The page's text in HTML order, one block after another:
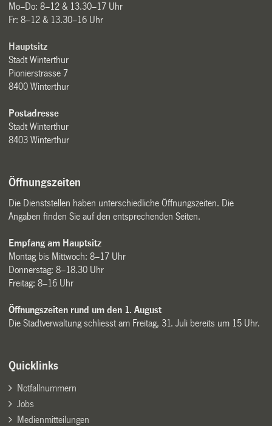
Mo–Do: 8–12 & 13.30–17 Uhr
Fr: 8–12 & 13.30–16 Uhr
Hauptsitz
Stadt Winterthur
Pionierstrasse 7
8400 Winterthur
Postadresse
Stadt Winterthur
8403 Winterthur
Öffnungszeiten
Die Dienststellen haben unterschiedliche Öffnungszeiten. Die
Angaben finden Sie auf den entsprechenden Seiten.
Empfang am Hauptsitz
Montag bis Mittwoch: 8–17 Uhr
Donnerstag: 8–18.30 Uhr
Freitag: 8–16 Uhr
Öffnungszeiten rund um den 1. August
Die Stadtverwaltung schliesst am Freitag, 31. Juli bereits um 15 Uhr.
Quicklinks
Notfallnummern
Jobs
Medienmitteilungen